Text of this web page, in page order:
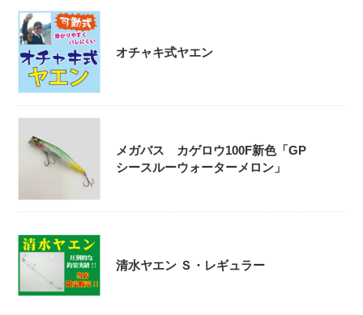
オチャキ式ヤエン
メガバス カゲロウ100F新色「GP
シースルーウォーターメロン」
清水ヤエン Ｓ・レギュラー